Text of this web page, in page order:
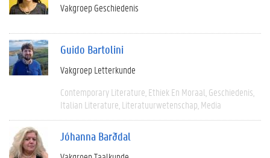
Vakgroep Geschiedenis
Guido Bartolini
Vakgroep Letterkunde
Contemporary Literature Ethiek En Moraal Geschiedenis
Italian Literature Literatuurwetenschap Media
Jóhanna Barðdal